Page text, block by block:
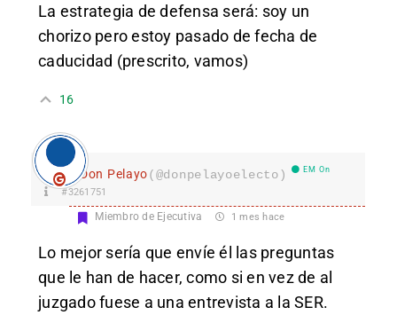
La estrategia de defensa será: soy un
chorizo pero estoy pasado de fecha de
caducidad (prescrito, vamos)
16
Don Pelayo(@donpelayoelecto) EM On
#3261751
Miembro de Ejecutiva 1 mes hace
Lo mejor sería que envíe él las preguntas
que le han de hacer, como si en vez de al
juzgado fuese a una entrevista a la SER.